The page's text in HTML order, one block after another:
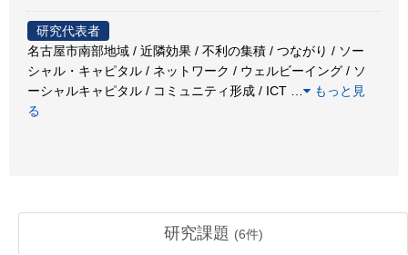
研究代表者
名古屋市南部地域 / 近隣効果 / 不利の集積 / つながり / ソー
シャル・キャピタル / ネットワーク / ウェルビーイング / ソ
ーシャルキャピタル / コミュニティ形成 / ICT
もっと見
る
研究課題 (6件)